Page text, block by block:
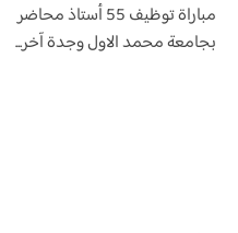
مباراة توظيف 55 أستاذ محاضر
بجامعة محمد الاول وجدة آخر...